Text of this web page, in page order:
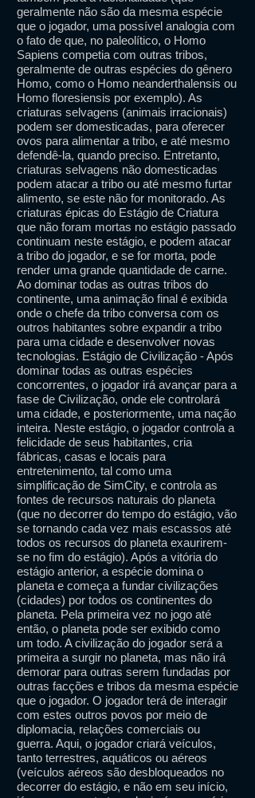
geralmente não são da mesma espécie
que o jogador, uma possível analogia com
o fato de que, no paleolítico, o Homo
Sapiens competia com outras tribos,
geralmente de outras espécies do gênero
Homo, como o Homo neanderthalensis ou
Homo floresiensis por exemplo). As
criaturas selvagens (animais irracionais)
podem ser domesticadas, para oferecer
ovos para alimentar a tribo, e até mesmo
defendê-la, quando preciso. Entretanto,
criaturas selvagens não domesticadas
podem atacar a tribo ou até mesmo furtar
alimento, se este não for monitorado. As
criaturas épicas do Estágio de Criatura
que não foram mortas no estágio passado
continuam neste estágio, e podem atacar
a tribo do jogador, e se for morta, pode
render uma grande quantidade de carne.
Ao dominar todas as outras tribos do
continente, uma animação final é exibida
onde o chefe da tribo conversa com os
outros habitantes sobre expandir a tribo
para uma cidade e desenvolver novas
tecnologias. Estágio de Civilização - Após
dominar todas as outras espécies
concorrentes, o jogador irá avançar para a
fase de Civilização, onde ele controlará
uma cidade, e posteriormente, uma nação
inteira. Neste estágio, o jogador controla a
felicidade de seus habitantes, cria
fábricas, casas e locais para
entretenimento, tal como uma
simplificação de SimCity, e controla as
fontes de recursos naturais do planeta
(que no decorrer do tempo do estágio, vão
se tornando cada vez mais escassos até
todos os recursos do planeta exaurirem-
se no fim do estágio). Após a vitória do
estágio anterior, a espécie domina o
planeta e começa a fundar civilizações
(cidades) por todos os continentes do
planeta. Pela primeira vez no jogo até
então, o planeta pode ser exibido como
um todo. A civilização do jogador será a
primeira a surgir no planeta, mas não irá
demorar para outras serem fundadas por
outras facções e tribos da mesma espécie
que o jogador. O jogador terá de interagir
com estes outros povos por meio de
diplomacia, relações comerciais ou
guerra. Aqui, o jogador criará veículos,
tanto terrestres, aquáticos ou aéreos
(veículos aéreos são desbloqueados no
decorrer do estágio, e não em seu início,